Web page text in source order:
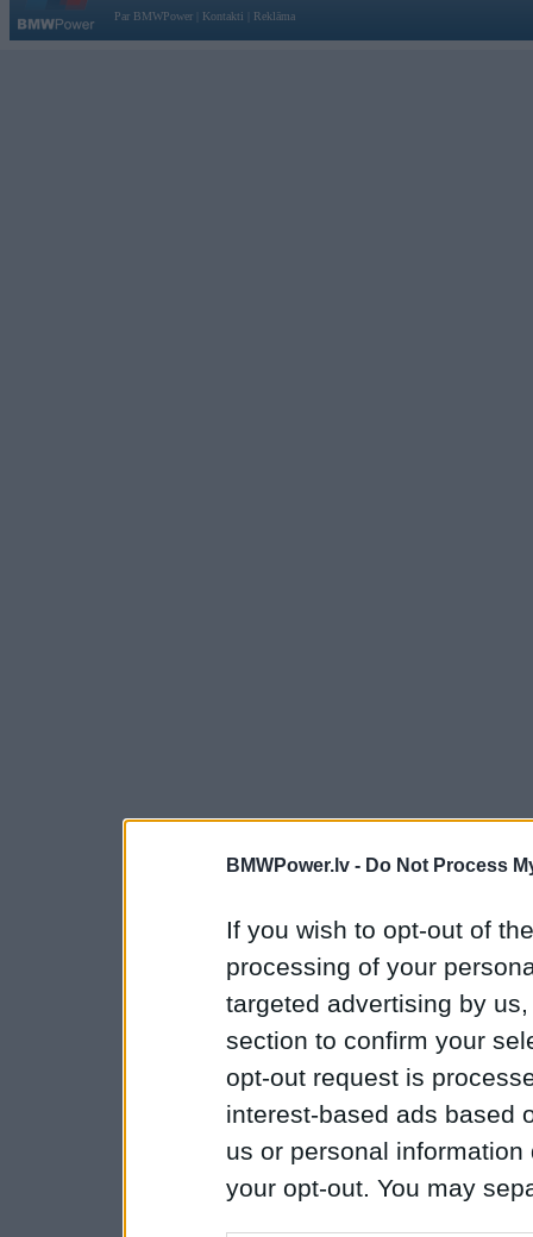
BMWPower.lv - Do Not Process
If you wish to opt-out of
processing of your
targeted advertising by
section to confirm your
opt-out request is
interest-based ads based
us or personal
your opt-out. You may
Par BMWPower
Kontakti Reklāma